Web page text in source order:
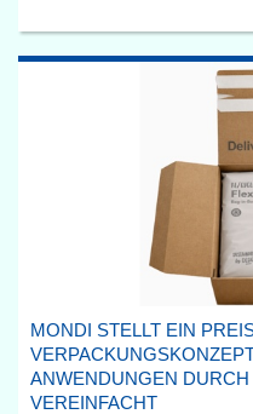
MONDI STELLT EIN
ANWENDUNGEN
VEREINFACHT